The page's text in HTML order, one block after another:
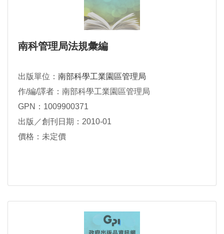
南科管理局法規彙編
出版單位： 南部科學工業園區管理局
作/編/譯者：南部科學工業園區管理局
GPN：1009900371
出版／創刊日期：2010-01
價格：未定價